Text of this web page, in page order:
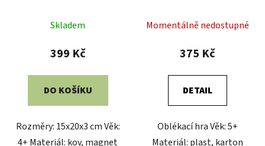
Skladem
399 Kč
DO KOŠÍKU
Rozměry: 15x20x3 cm Věk:
4+ Materiál: kov, magnet
Momentálně nedostupné
375 Kč
DETAIL
Oblékací hra Věk: 5+
Materiál: plast, karton